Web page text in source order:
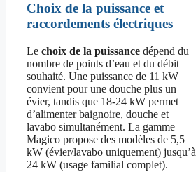
Choix de la puissance et
raccordements électriques
Le choix de la puissance dépend du
nombre de points d’eau et du débit
souhaité. Une puissance de 11 kW
convient pour une douche plus un
évier, tandis que 18-24 kW permet
d’alimenter baignoire, douche et
lavabo simultanément. La gamme
Magico propose des modèles de 5,5
kW (évier/lavabo uniquement) jusqu’à
24 kW (usage familial complet).